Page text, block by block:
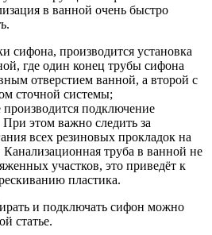
в ванной очень быстро
сифона, производится установка
где один конец трубы сифона
отверстием ванной, а второй с
сточной системы;
производится подключение
При этом важно следить за
всех резиновых прокладок на
Канализационная труба в ванной не
участков, это приведёт к
пластика.
и подключать сифон можно
статье.